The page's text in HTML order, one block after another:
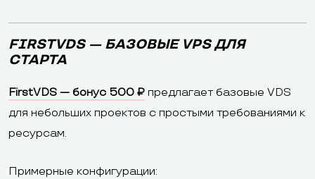
FIRSTVDS — БАЗОВЫЕ VPS ДЛЯ
СТАРТА
FirstVDS — бонус 500 ₽ предлагает базовые VDS
для небольших проектов с простыми требованиями к
ресурсам.
Примерные конфигурации: